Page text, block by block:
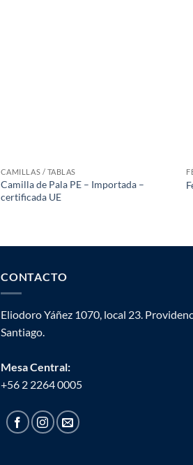
CAMILLAS / TABLAS
Camilla de Pala PE – Importada –
certificada UE
CONTACTO
Eliodoro Yáñez 1070, local 23.
Santiago.
Mesa Central:
+56 2 2264 0005